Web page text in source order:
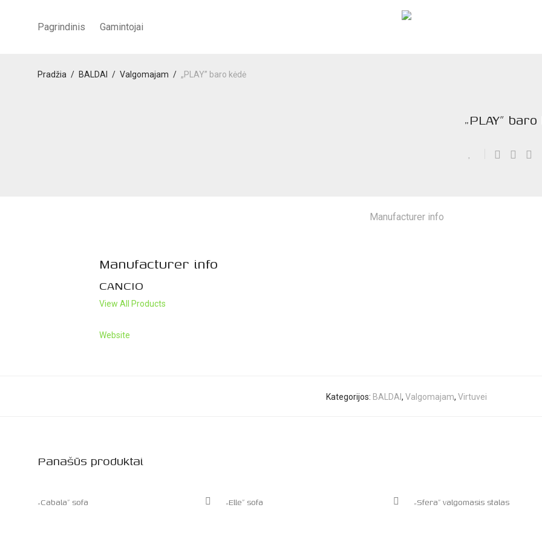
Pagrindinis Gamintojai
Pradžia / BALDAI / Valgomajam / „PLAY” baro kėdė
„PLAY”
Manufacturer info
Manufacturer info
CANCIO
View All Products
Website
Kategorijos: BALDAI , Valgomajam, Virtuvei
Panašūs produktai
„Cabala” sofa „Elle” sofa „Sfera” valgomasis stalas